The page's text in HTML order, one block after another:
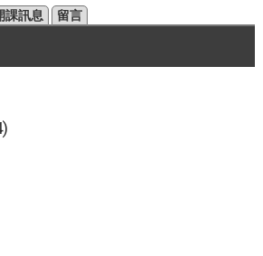
課訊息 留言